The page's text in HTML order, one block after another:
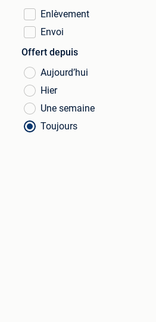
Enlèvement
Envoi
Offert depuis
Aujourd’hui
Hier
Une semaine
Toujours